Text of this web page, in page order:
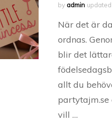
byadmin
När det är
ordnas.
blir det
allt du
vill …